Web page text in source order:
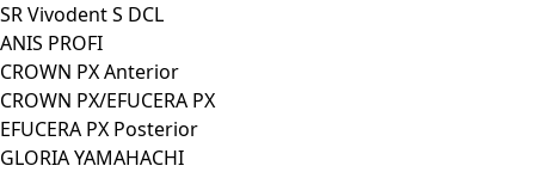
SR Vivodent S DCL
ANIS PROFI
CROWN PX Anterior
CROWN PX/EFUCERA PX
EFUCERA PX Posterior
GLORIA YAMAHACHI